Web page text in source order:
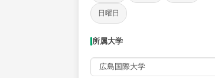
日曜日
所属大学
授業可能日
火曜日
所属大学